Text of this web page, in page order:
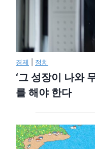
경제 정치
‘그 성장이 나와
를 해야 한다